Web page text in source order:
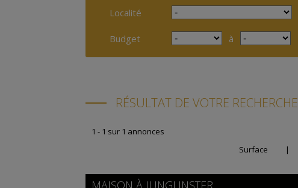
Localité
Budget à
RÉSULTAT DE VOTRE RECHERCHE
1 - 1 sur 1 annonces
Surface
|
MAISON À JUNGLINSTER